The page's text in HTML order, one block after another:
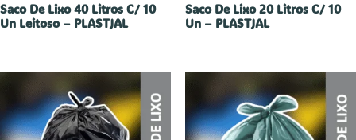
Saco De Lixo 40 Litros C/ 10
Un Leitoso – PLASTJAL
Saco De Lixo 20 Litros C/ 10
Un – PLASTJAL